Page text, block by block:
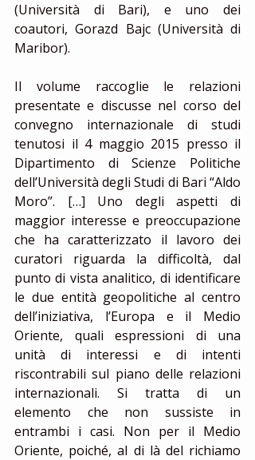
(Università di Bari), e uno dei
coautori, Gorazd Bajc (Università di
Maribor).
Il volume raccoglie le relazioni
presentate e discusse nel corso del
convegno internazionale di studi
tenutosi il 4 maggio 2015 presso il
Dipartimento di Scienze Politiche
dell’Università degli Studi di Bari “Aldo
Moro”. […] Uno degli aspetti di
maggior interesse e preoccupazione
che ha caratterizzato il lavoro dei
curatori riguarda la difficoltà, dal
punto di vista analitico, di identificare
le due entità geopolitiche al centro
dell’iniziativa, l’Europa e il Medio
Oriente, quali espressioni di una
unità di interessi e di intenti
riscontrabili sul piano delle relazioni
internazionali. Si tratta di un
elemento che non sussiste in
entrambi i casi. Non per il Medio
Oriente, poiché, al di là del richiamo